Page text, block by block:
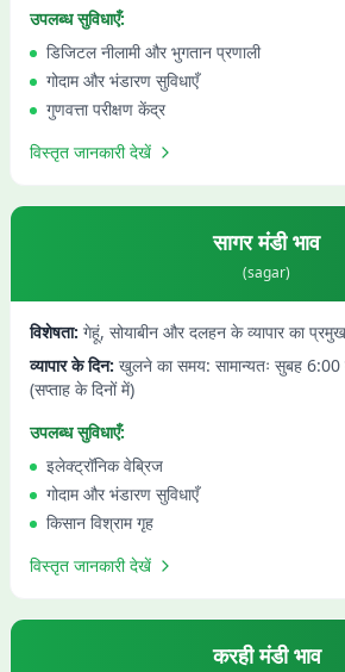
उपलब्ध सुविधाएँ:
डिजिटल नीलामी और भुगतान प्रणाली
गोदाम और भंडारण सुविधाएँ
गुणवत्ता परीक्षण केंद्र
विस्तृत जानकारी देखें
सागरमंडी भाव
(sagar)
विशेषता: गेहूं, सोयाबीन और दलहन के व्यापार का
व्यापार के दिन: खुलने का समय: सामान्यतः सुबह
(सप्ताह के दिनों में)
उपलब्ध सुविधाएँ:
इलेक्ट्रॉनिक वेब्रिज
गोदाम और भंडारण सुविधाएँ
किसान विश्राम गृह
विस्तृत जानकारी देखें
करहीमंडी भाव